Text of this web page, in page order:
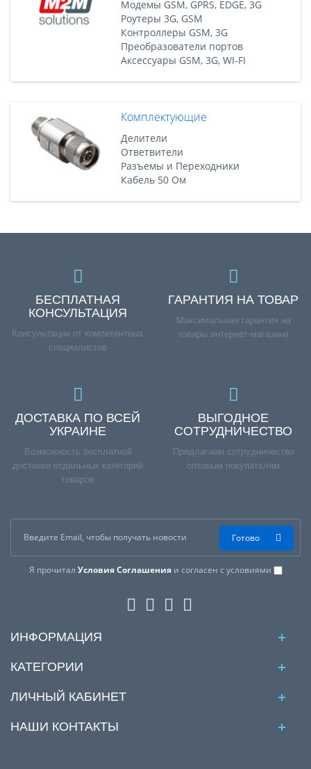
Модемы GSM, GPRS, EDGE, 3G
Роутеры 3G, GSM
Контроллеры GSM, 3G
Преобразователи портов
Аксессуары GSM, 3G, WI-FI
Комплектующие
Делители
Ответвители
Разъемы и Переходники
Кабель 50 Ом
БЕСПЛАТНАЯ
КОНСУЛЬТАЦИЯ
Консультации от компетентных
специалистов
ГАРАНТИЯ НА ТОВАР
Максимальная гарантия на
товары интернет-магазина
ДОСТАВКА ПО ВСЕЙ
УКРАИНЕ
Возможность бесплатной
доставки отдельных категорий
товаров
ВЫГОДНОЕ
СОТРУДНИЧЕСТВО
Предлагаем сотрудничество
оптовым покупателям
Я прочитал Условия Соглашенияи согласен с условиями
Готово
ИНФОРМАЦИЯ
КАТЕГОРИИ
ЛИЧНЫЙ КАБИНЕТ
НАШИ КОНТАКТЫ